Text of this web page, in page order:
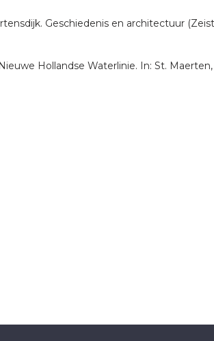
Geschiedenis en architectuur
Hollandse Waterlinie. In: St.